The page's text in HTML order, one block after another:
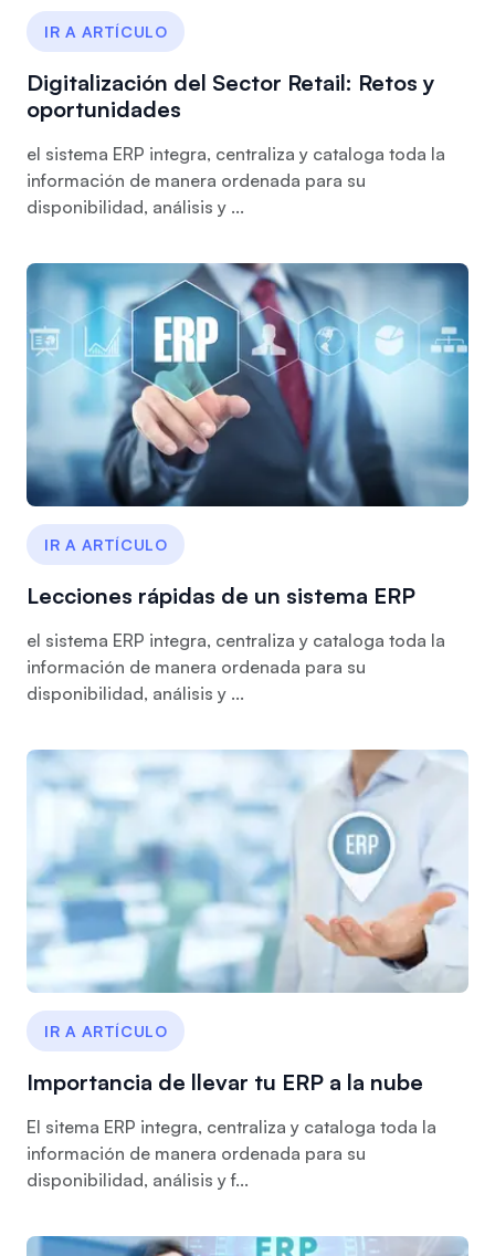
IR A ARTÍCULO
Digitalización del Sector Retail: Retos y
oportunidades
el sistema ERP integra, centraliza y cataloga toda la
información de manera ordenada para su
disponibilidad, análisis y ...
IR A ARTÍCULO
Lecciones rápidas de un sistema ERP
el sistema ERP integra, centraliza y cataloga toda la
información de manera ordenada para su
disponibilidad, análisis y ...
IR A ARTÍCULO
Importancia de llevar tu ERP a la nube
El sitema ERP integra, centraliza y cataloga toda la
información de manera ordenada para su
disponibilidad, análisis y f...